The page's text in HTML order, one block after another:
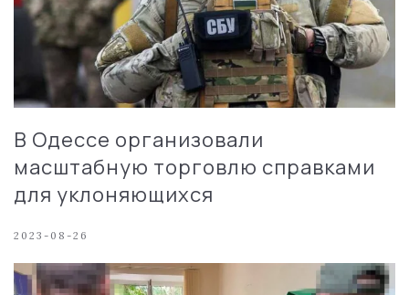
В Одессе организовали
масштабную торговлю справками
для уклоняющихся
2023-08-26